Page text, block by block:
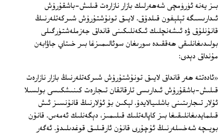
بىز يەنە ئۈرۈمچى شەھەرلىك بازار نازارەت قىلىش-باشقۇرۇش
ئىدارىسىگە تېلېفون قىلدۇق. لايىق تونۇشتۇرۇش شىركەتلەرنىڭ
قانۇنلۇق ۋە ئىشەنچلىك ئىكەنلىكىنى قانداق جەزملەشتۈرگىلى
بولىدىغانلىقى ھەققىدە سورىغان سوئالىمىزغا بىر خىتاي جاۋابەن
مۇنداق دېدى:
«ئادەتتە ھەر قانداق لايىق تونۇشتۇرۇش شىركەتلەرنىڭ بازار نازارەت
قىلىش-باشقۇرۇش ئىدارىسى تارقاتقان تىجارەت كىنىشكىسى بولسىلا
ئۇلار تىجارىتىنى باشلىيالايدۇ. لېكىن بۇ ئۇلارنىڭ قانۇنسىز ئىش
قىلمايدىغانلىقىغا بىز كاپالەتلىك قىلىمىز، دېگەنلىك ئەمەس. قانۇن
بويىچە شەخسلەرنىڭ ئۇچۇرى قانۇن ئارقىلىق قوغدىلىدۇ. ئەگەر